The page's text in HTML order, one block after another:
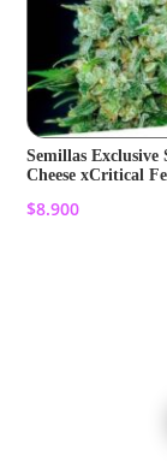
Semillas Exclusive
Cheese xCritical
$8.900